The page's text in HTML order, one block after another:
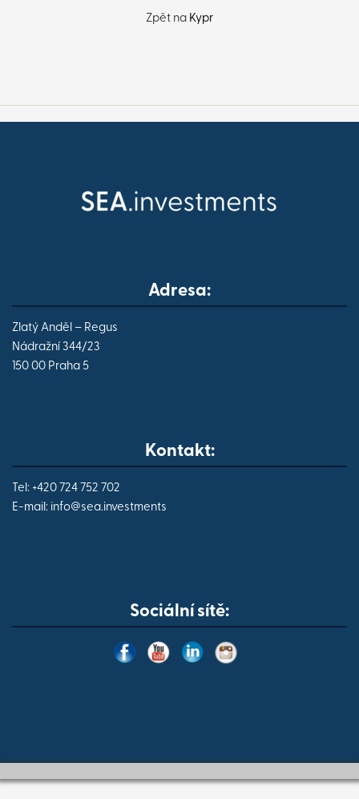
Zpět na Kypr
Adresa:
Zlatý Anděl – Regus
Nádražní 344/23
150 00 Praha 5
Kontakt:
Tel: +420 724 752 702
E-mail: info@sea.investments
Sociální sítě: